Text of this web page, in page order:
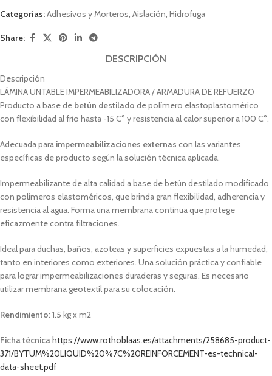
Categorías:Adhesivos y Morteros Aislación Hidrofuga
Share:
DESCRIPCIÓN
Descripción
LÁMINA UNTABLE IMPERMEABILIZADORA / ARMADURA DE REFUERZO
Producto a base de betún destilado de polímero elastoplastomérico
con flexibilidad al frío hasta -15 C° y resistencia al calor superior a 100 C°.
Adecuada para impermeabilizaciones externas con las variantes
específicas de producto según la solución técnica aplicada.
Impermeabilizante de alta calidad a base de betún destilado modificado
con polímeros elastoméricos, que brinda gran flexibilidad, adherencia y
resistencia al agua. Forma una membrana continua que protege
eficazmente contra filtraciones.
Ideal para duchas, baños, azoteas y superficies expuestas a la humedad,
tanto en interiores como exteriores. Una solución práctica y confiable
para lograr impermeabilizaciones duraderas y seguras. Es necesario
utilizar membrana geotextil para su colocación.
Rendimiento: 1.5 kg x m2
Ficha técnica https://www.rothoblaas.es/attachments/258685-product-
371/BYTUM%20LIQUID%20%7C%20REINFORCEMENT-es-technical-
data-sheet.pdf